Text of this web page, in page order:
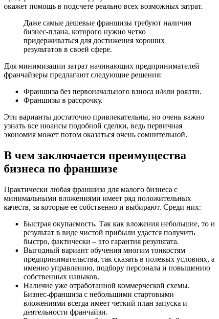
окажет помощь в подсчете реально всех возможных затрат.
Даже самые дешевые франшизы требуют наличия
бизнес-плана, которого нужно четко
придерживаться для достижения хороших
результатов в своей сфере.
Для минимизации затрат начинающих предпринимателей
франчайзеры предлагают следующие решения:
Франшиза без первоначального взноса и/или роялти.
Франшизы в рассрочку.
Эти варианты достаточно привлекательны, но очень важно
узнать все нюансы подобной сделки, ведь первичная
экономия может потом оказаться очень сомнительной.
В чем заключается преимущества
бизнеса по франшизе
Практически любая франшиза для малого бизнеса с
минимальными вложениями имеет ряд положительных
качеств, за которые ее собственно и выбирают. Среди них:
Быстрая окупаемость. Так как вложения небольшие, то и
результат в виде чистой прибыли удастся получить
быстро, фактически – это гарантия результата.
Выгодный вариант обучения многим тонкостям
предпринимательства, так сказать в полевых условиях, а
именно управлению, подбору персонала и повышению
собственных навыков.
Наличие уже отработанной коммерческой схемы.
Бизнес-франшиза с небольшими стартовыми
вложениями всегда имеет четкий план запуска и
деятельности франчайзи.